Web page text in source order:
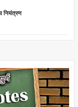
नियंत्रण